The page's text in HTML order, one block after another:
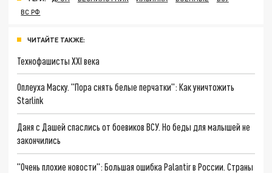
ВС РФ
ЧИТАЙТЕ ТАКЖЕ:
Технофашисты XXI века
Оплеуха Маску. "Пора снять белые перчатки": Как уничтожить
Starlink
Даня с Дашей спаслись от боевиков ВСУ. Но беды для малышей не
закончились
"Очень плохие новости": Большая ошибка Palantir в России. Страны